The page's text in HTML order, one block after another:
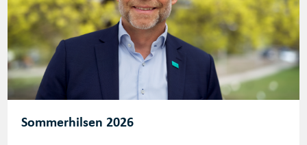
Sommerhilsen 2026